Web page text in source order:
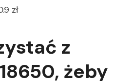
zł
z
żeby